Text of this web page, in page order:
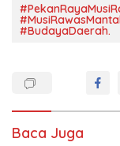
#BudayaDaerah.
Baca Juga